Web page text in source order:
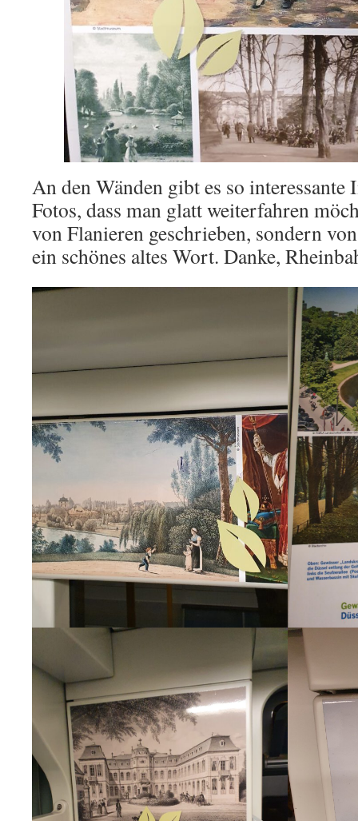
An den Wänden gibt es so
Fotos, dass man glatt weiterfahren
von Flanieren geschrieben, sondern
ein schönes altes Wort. Danke,